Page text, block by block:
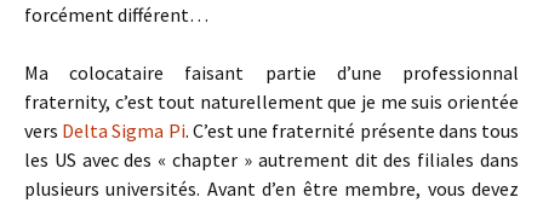
forcément différent…
Ma colocataire faisant partie d’une professionnal
fraternity, c’est tout naturellement que je me suis orientée
vers Delta Sigma Pi. C’est une fraternité présente dans tous
les US avec des « chapter » autrement dit des filiales dans
plusieurs universités. Avant d’en être membre, vous devez